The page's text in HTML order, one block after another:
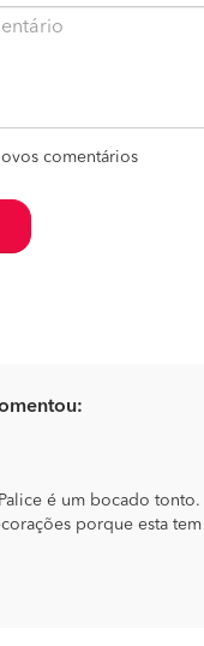
comentários
é um bocado
porque esta